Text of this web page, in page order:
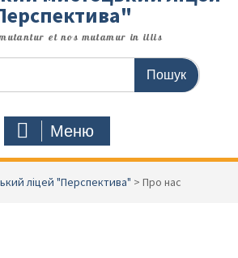
et nos mutamur in illis
Меню
ліцей "Перспектива" > Про нас